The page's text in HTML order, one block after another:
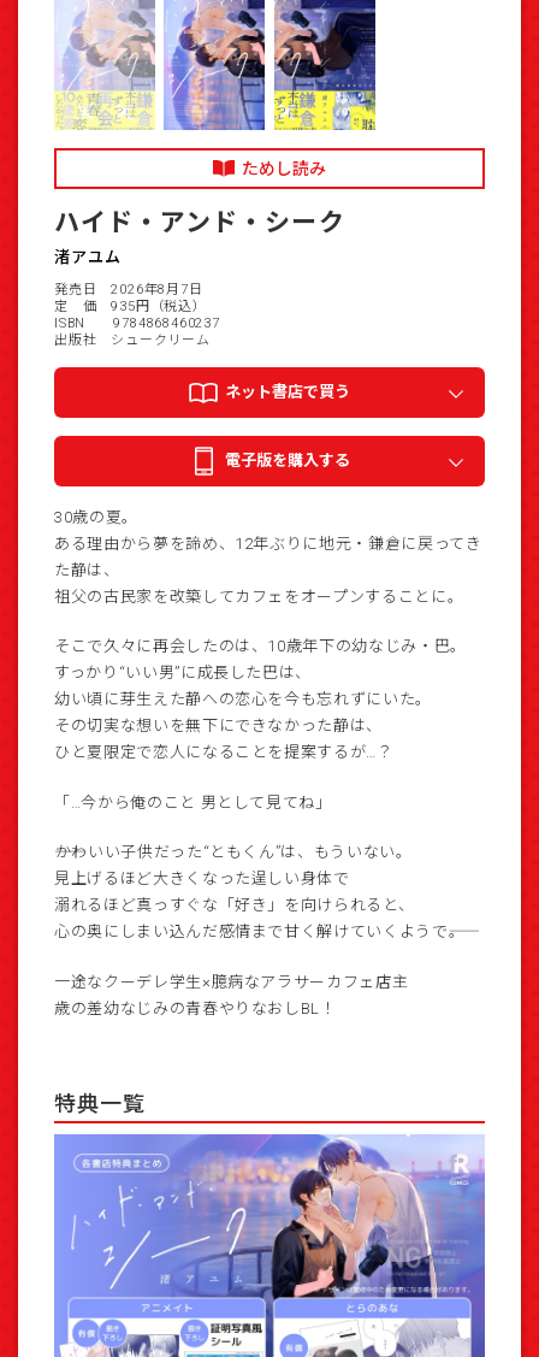
ためし読み
ハイド・アンド・シーク
渚アユム
発売日 2026年8月7日
定 価 935円（税込）
ISBN 9784868460237
出版社 シュークリーム
ネット書店で買う
電子版を購入する
30歳の夏。
ある理由から夢を諦め、12年ぶりに地元・鎌倉に戻ってき
た静は、
祖父の古民家を改築してカフェをオープンすることに。
そこで久々に再会したのは、10歳年下の幼なじみ・巴。
すっかり“いい男”に成長した巴は、
幼い頃に芽生えた静への恋心を今も忘れずにいた。
その切実な想いを無下にできなかった静は、
ひと夏限定で恋人になることを提案するが…？
「…今から俺のこと 男として見てね」
――かわいい子供だった“ともくん”は、もういない。
見上げるほど大きくなった逞しい身体で
溺れるほど真っすぐな「好き」を向けられると、
心の奥にしまい込んだ感情まで甘く解けていくようで――。
一途なクーデレ学生×臆病なアラサーカフェ店主
歳の差幼なじみの青春やりなおしBL！
特典一覧